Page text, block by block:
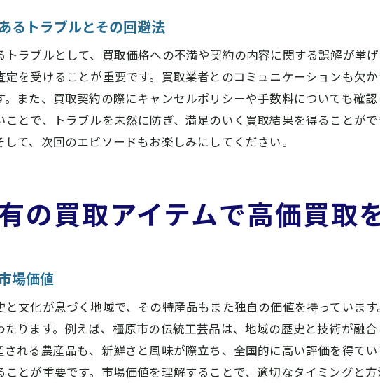
買取に関する基礎知識の習得
買取契約書の確認ポイント
取引の安全性を確保する方法
事前の市場調査で適正価格を把握
個人情報の取り扱いに注意
橿原市の買取事情の全体像
高価買取のための効果的な戦略
成功事例から学ぶ買取のポイント
長期的な視点で見る買取の可能性
るトラブルとその回避法
トラブルとして、買取価格への不満や契約の内容に関する誤解が挙
定を受けることが重要です。買取業者とのコミュニケーションも欠
。また、買取契約の際にキャンセルポリシーや手数料についても確
とで、トラブルを未然に防ぎ、満足のいく買取結果を得ることが
て、次回のエピソードもお楽しみにしてください。
の買取アイテムで高価買取
場価値
文化が息づく地域で、その特産品もまた独自の価値を持っていま
ります。例えば、橿原市の伝統工芸品は、地域の歴史と技術が融
される農産品も、新鮮さと風味が際立ち、全国的に高い評価を得て
とが重要です。市場価値を理解することで、適切なタイミングと